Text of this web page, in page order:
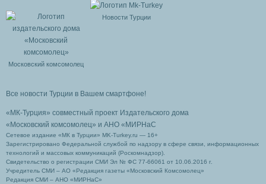
Московский комсомолец
Новости Турции
Все новости Турции в Вашем смартфоне!
«МК-Турция» совместный проект Издательского дома
«Московский комсомолец» и АНО «МИРНаС
Сетевое издание «МК в Турции» MK-Turkey.ru — 16+
Зарегистрировано Федеральной службой по надзору в сфере связи, информационных
технологий и массовых коммуникаций (Роскомнадзор).
Свидетельство о регистрации СМИ Эл № ФС 77-66061 от 10.06.2016 г.
Учредитель СМИ – АО «Редакция газеты «Московский Комсомолец»
Редакция СМИ – АНО «МИРНаС»